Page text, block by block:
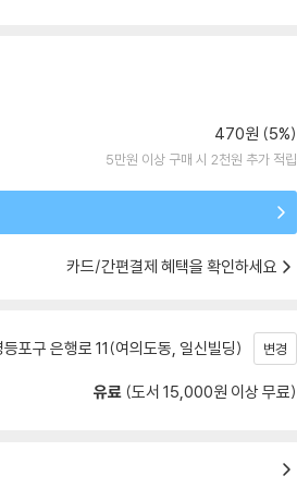
470원 (5%)
5만원 이상 구매 시 2천원 추가 적립
카드/간편결제 혜택을 확인하세요
포구 은행로 11(여의도동, 일신빌딩) 변경
유료 (도서 15,000원 이상 무료)